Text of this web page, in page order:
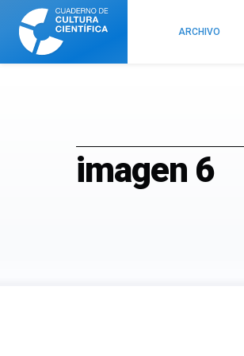
Cuaderno
Cultura
Científica
ARCHIVO
imagen 6